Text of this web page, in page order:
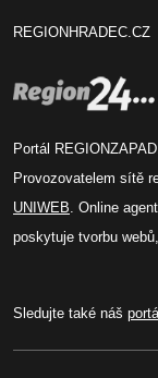
REGIONHRADEC.CZ
Portál
Provozovatelem sítě
UNIWEB. Online
poskytuje tvorbu
Sledujte také náš